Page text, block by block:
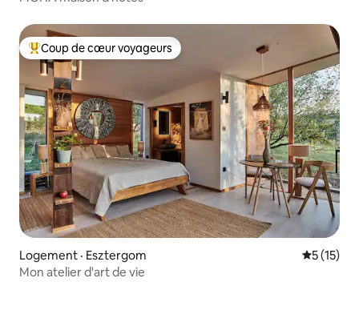
Coup de cœur voyageurs parmi les plus aimés
Coup de cœur voyageurs
Logement · Esztergom Note
5 (15)
Mon atelier d'art de vie